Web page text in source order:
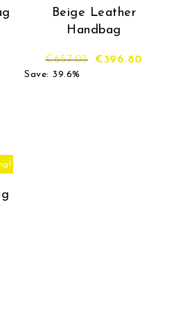
prijs was: €657.03.
Beige Leather
Handbag
€657.03 €396.80
Save: 39.6%
prijs was: €756.25.